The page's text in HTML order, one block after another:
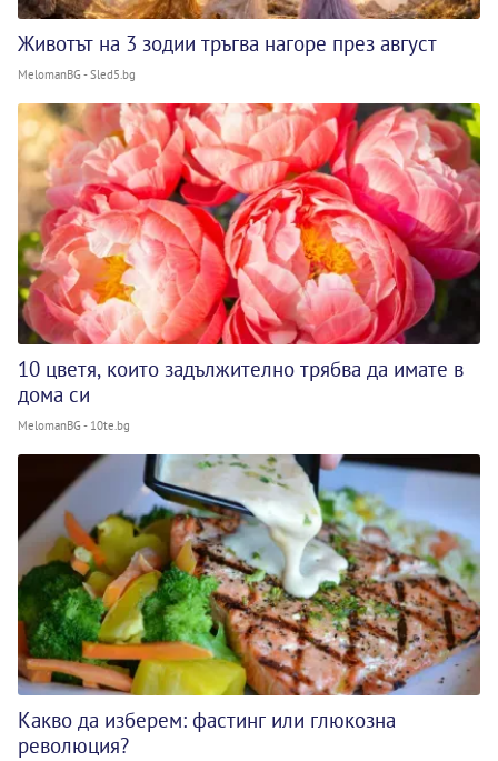
Животът на 3 зодии тръгва нагоре през август
MelomanBG - Sled5.bg
10 цветя, които задължително трябва да имате в
дома си
MelomanBG - 10te.bg
Какво да изберем: фастинг или глюкозна
революция?